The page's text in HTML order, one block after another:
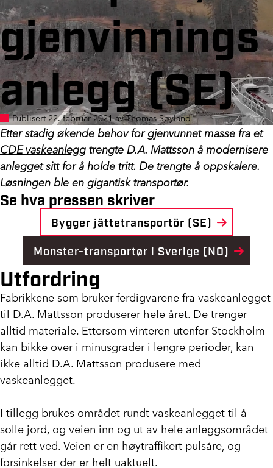
gjenvinnings
anlegg (SE)
Publisert 22. februar 2021 av Thomas Søyland
Etter stadig økende behov for gjenvunnet masse fra et
CDE vaskeanlegg trengte D.A. Mattsson å modernisere
anlegget sitt for å holde tritt. De trengte å oppskalere.
Løsningen ble en gigantisk transportør.
Se hva pressen skriver
Bygger jättetransportör (SE)
Monster-transportør i Sverige (NO)
Utfordring
Fabrikkene som bruker ferdigvarene fra vaskeanlegget
til D.A. Mattsson produserer hele året. De trenger
alltid materiale. Ettersom vinteren utenfor Stockholm
kan bikke over i minusgrader i lengre perioder, kan
ikke alltid D.A. Mattsson produsere med
vaskeanlegget.
I tillegg brukes området rundt vaskeanlegget til å
solle jord, og veien inn og ut av hele anleggsområdet
går rett ved. Veien er en høytraffikert pulsåre, og
forsinkelser der er helt uaktuelt.